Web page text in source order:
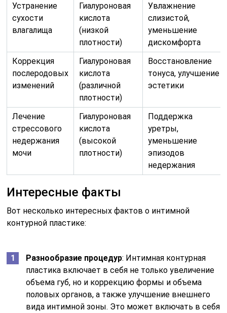
Устранение
сухости
влагалища
Гиалуроновая
кислота
(низкой
плотности)
Увлажнение
слизистой,
уменьшение
дискомфорта
Коррекция
послеродовых
изменений
Гиалуроновая
кислота
(различной
плотности)
Восстановление
тонуса, улучшение
эстетики
Лечение
стрессового
недержания
мочи
Гиалуроновая
кислота
(высокой
плотности)
Поддержка
уретры,
уменьшение
эпизодов
недержания
Интересные факты
Вот несколько интересных фактов о интимной
контурной пластике:
Разнообразие процедур: Интимная контурная
пластика включает в себя не только увеличение
объема губ, но и коррекцию формы и объема
половых органов, а также улучшение внешнего
вида интимной зоны. Это может включать в себя